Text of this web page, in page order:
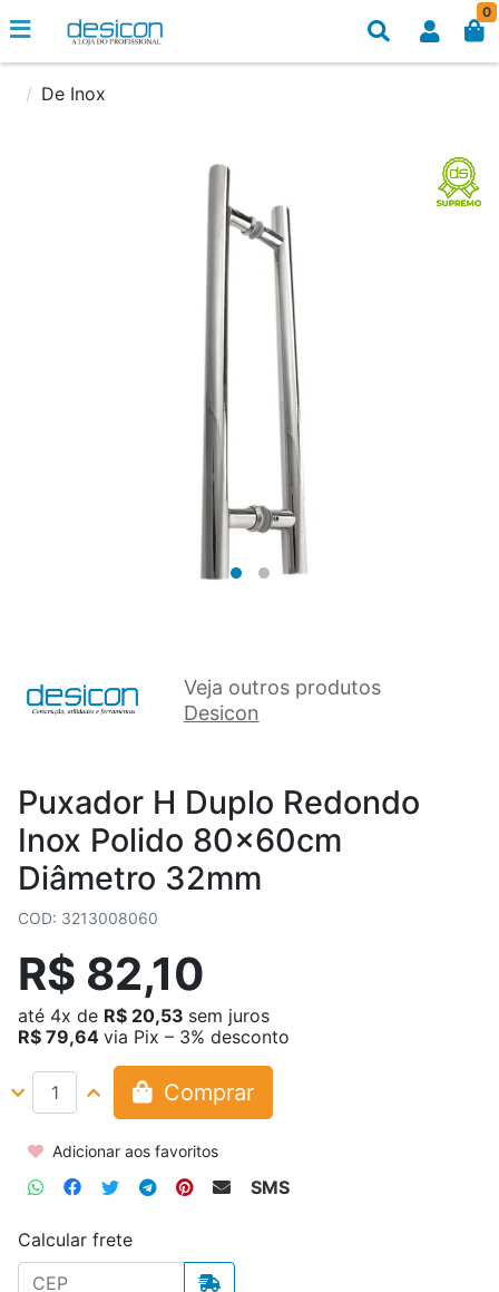
0
De Inox
Veja outros produtos
Desicon
Puxador H Duplo Redondo
Inox Polido 80x60cm
Diâmetro 32mm
COD: 3213008060
R$ 82,10
até 4x de R$ 20,53 sem juros
R$ 79,64 via Pix – 3% desconto
Comprar
Adicionar aos favoritos
SMS
Calcular frete